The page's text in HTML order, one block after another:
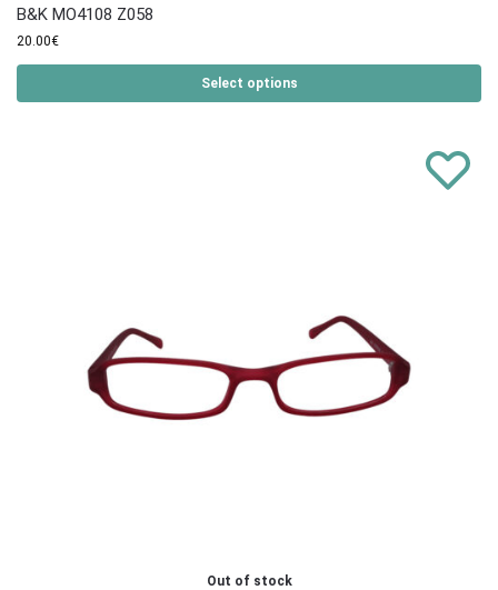
B&K MO4108 Z058
20.00€
Select options
Out of stock